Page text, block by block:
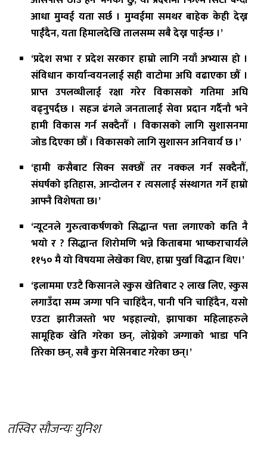
आधा मुम्वई यता सर्छ । मुम्वईमा समथर बाहेक केही देख्न
पाईंदैन, यता हिमालदेखि तालसम्म सबै देख्न पाईन्छ ।’
‘प्रदेश सभा र प्रदेश सरकार हाम्रो लागि नयाँ अभ्यास हो ।
संविधान कार्यान्वयनलाई सही वाटोमा अघि वढाएका छौँ ।
प्राप्त उपलव्धीलाई रक्षा गरेर विकासको गतिमा अघि
वढ्नुपर्दछ । सहज ढंगले जनतालाई सेवा प्रदान गर्दैनौ भने
हामी विकास गर्न सक्दैनौँ । विकासको लागि सुशासनमा
जोड दिएका छौँ । विकासको लागि सुशासन अनिवार्य छ ।’
‘हामी कसैबाट सिक्न सक्छौँ तर नक्कल गर्न सक्दैनौँ,
संघर्षको इतिहास, आन्दोलन र त्यसलाई संस्थागत गर्ने हाम्रो
आफ्नै विशेषता छ।’
‘न्यूटनले गुरुत्वाकर्षणको सिद्धान्त पत्ता लगाएको कति नै
भयो र ? सिद्धान्त शिरोमणि भन्ने किताबमा भाष्कराचार्यले
११५० मै यो विषयमा लेखेका थिए, हाम्रा पुर्खा विद्धान थिए।’
‘इलाममा एउटै किसानले स्कुस खेतिबाट २ लाख लिए, स्कुस
लगाउँदा सम्म जग्गा पनि चाहिँदैन, पानी पनि चाहिँदैन, यसो
एउटा झारीजस्तो भए भइहाल्यो, झापाका महिलाहरुले
सामूहिक खेति गरेका छन्, लोग्नेको जग्गाको भाडा पनि
तिरेका छन्, सबै कुरा मेसिनबाट गरेका छन्।’
तस्विर सौजन्यः युनिश